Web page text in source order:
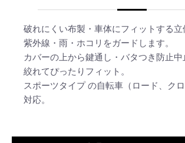
破れにくい布製・車体にフィットする立
紫外線・雨・ホコリをガードします。
カバーの上から鍵通し・バタつき防止
絞れてぴったりフィット。
スポーツタイプ の自転車（ロード、ク
対応。